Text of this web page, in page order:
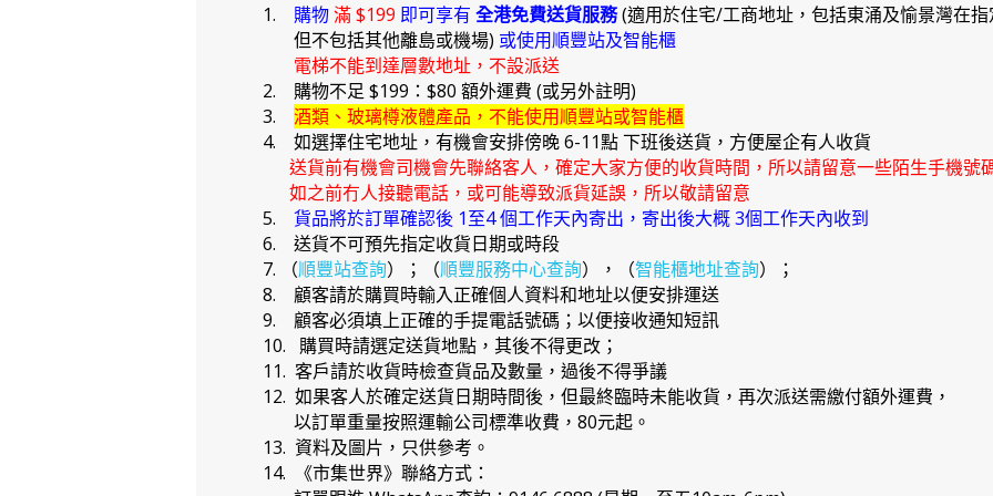
1. 購物滿 $199 即可享有 全港免費送貨服務(適用於住宅/工商地址，包括東涌及愉景灣在指
但不包括其他離島或機場) 或使用順豐站及智能櫃
電梯不能到達層數地址，不設派送
2. 購物不足 $199：$80 額外運費 (或另外註明)
3. 酒類、玻璃樽液體產品，不能使用順豐站或智能櫃
4. 如選擇住宅地址，有機會安排傍晚 6-11點 下班後送貨，方便屋企有人收貨
送貨前有機會司機會先聯絡客人，確定大家方便的收貨時間，所以請留意一些陌生手機號
如之前冇人接聽電話，或可能導致派貨延誤，所以敬請留意
5. 貨品將於訂單確認後 1至4 個工作天內寄出，寄出後大概 3個工作天內收到
6. 送貨不可預先指定收貨日期或時段
7. （順豐站查詢）；（順豐服務中心查詢），（智能櫃地址查詢）；
8. 顧客請於購買時輸入正確個人資料和地址以便安排運送
9. 顧客必須填上正確的手提電話號碼；以便接收通知短訊
10. 購買時請選定送貨地點，其後不得更改；
11. 客戶請於收貨時檢查貨品及數量，過後不得爭議
12. 如果客人於確定送貨日期時間後，但最終臨時未能收貨，再次派送需繳付額外運費，
以訂單重量按照運輸公司標準收費，80元起。
13. 資料及圖片，只供參考。
14. 《市集世界》聯絡方式：